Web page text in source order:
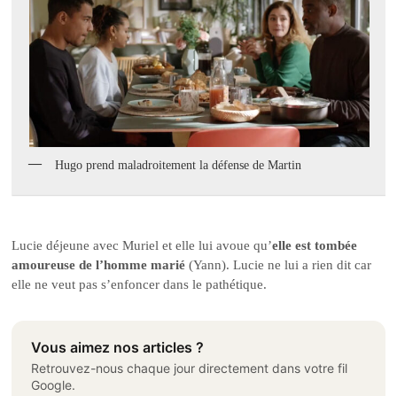
Hugo prend maladroitement la défense de Martin
Lucie déjeune avec Muriel et elle lui avoue qu’elle est tombée
amoureuse de l’homme marié (Yann). Lucie ne lui a rien dit car
elle ne veut pas s’enfoncer dans le pathétique.
Vous aimez nos articles ?
Retrouvez-nous chaque jour directement dans votre fil
Google.